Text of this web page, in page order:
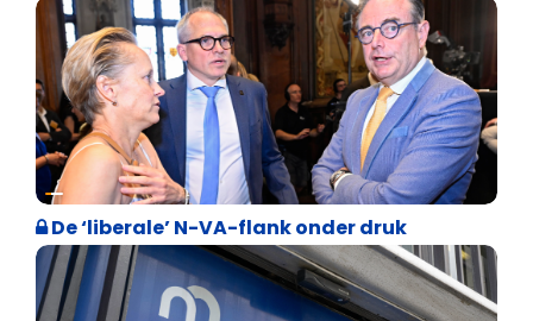
Binnenland politiek
De ‘liberale’ N-VA-flank onder druk